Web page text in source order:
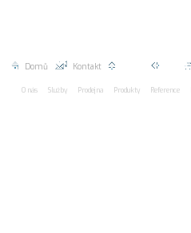
Nahoru |
Kontakt |
Domů |
O nás Služby Prodejna Produkty Reference